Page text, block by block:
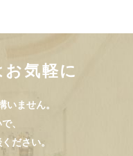
気軽に
いません。
、
ださい。